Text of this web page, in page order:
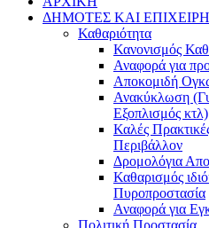
ΔΗΜΟΤΕΣ ΚΑΙ
Καθαριότητα
Κανονισμός
Αναφορά για
Αποκομιδή
Ανακύκλωση
Εξοπλισμός κτλ)
Καλές
Περιβάλλον
Δρομολόγια
Καθαρισμός
Πυροπροστασία
Αναφορά για
Πολιτική Προστασία